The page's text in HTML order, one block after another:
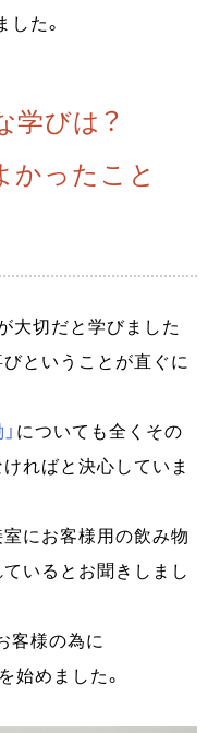
した。
学びは？
かったこと
大切だと学びました
ということが直ぐに
についても全くその
ればと決心していま
室にお客様用の飲み物
ているとお聞きしまし
客様の為に
始めました。